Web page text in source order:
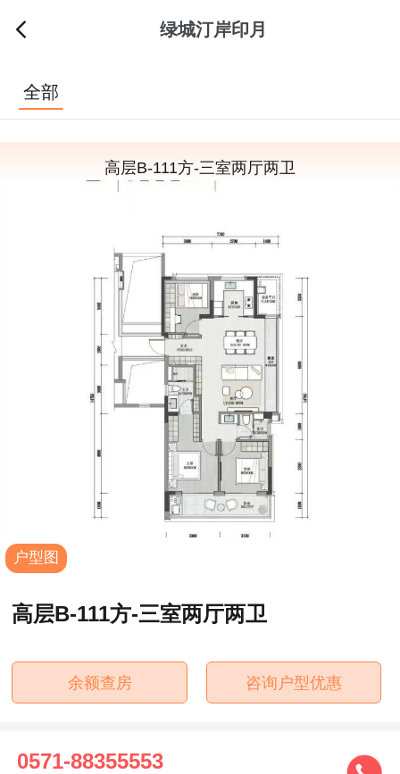
绿城汀岸印月
全部
高层B-111方-三室两厅两卫
户型图
高层B-111方-三室两厅两卫
余额查房 咨询户型优惠
0571-88355553